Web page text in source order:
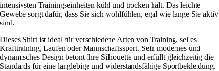
intensivsten Trainingseinheiten kühl und trocken hält. Das leichte
Gewebe sorgt dafür, dass Sie sich wohlfühlen, egal wie lange Sie aktiv
sind.
Dieses Shirt ist ideal für verschiedene Arten von Training, sei es
Krafttraining, Laufen oder Mannschaftssport. Sein modernes und
dynamisches Design betont Ihre Silhouette und erfüllt gleichzeitig die
Standards für eine langlebige und widerstandsfähige Sportbekleidung.